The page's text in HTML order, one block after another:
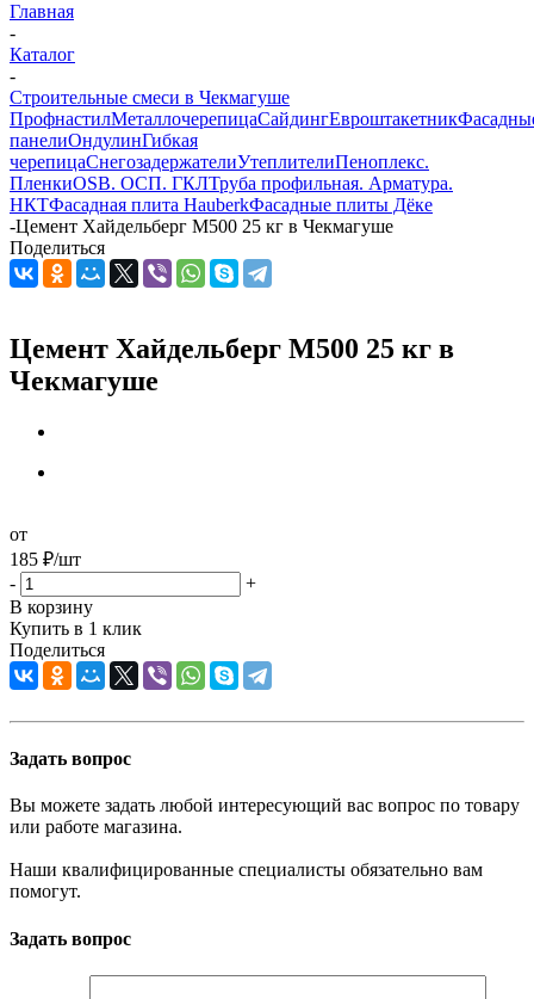
Главная
-
Каталог
-
Строительные смеси в Чекмагуше
ПрофнастилМеталлочерепицаСайдингЕвроштакетник
панелиОндулинГибкая
черепицаСнегозадержателиУтеплителиПеноплекс.
ПленкиOSB. ОСП. ГКЛТруба профильная. Арматура.
НКТФасадная плита HauberkФасадные плиты Дёке
-Цемент Хайдельберг М500 25 кг в Чекмагуше
Поделиться
Цемент Хайдельберг М500 25 кг в
Чекмагуше
от
185 ₽/шт
-
+
В корзину
Купить в 1 клик
Поделиться
Задать вопрос
Вы можете задать любой интересующий вас вопрос по товару
или работе магазина.
Наши квалифицированные специалисты обязательно вам
помогут.
Задать вопрос